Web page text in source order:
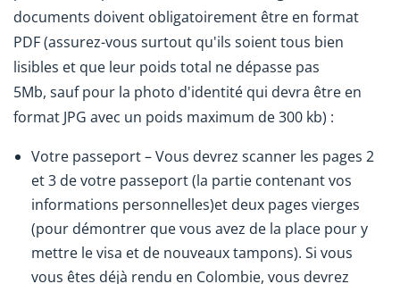
documents doivent obligatoirement être en format
PDF (assurez-vous surtout qu'ils soient tous bien
lisibles et que leur poids total ne dépasse pas
5Mb, sauf pour la photo d'identité qui devra être en
format JPG avec un poids maximum de 300 kb) :
Votre passeport – Vous devrez scanner les pages 2
et 3 de votre passeport (la partie contenant vos
informations personnelles)et deux pages vierges
(pour démontrer que vous avez de la place pour y
mettre le visa et de nouveaux tampons). Si vous
vous êtes déjà rendu en Colombie, vous devrez